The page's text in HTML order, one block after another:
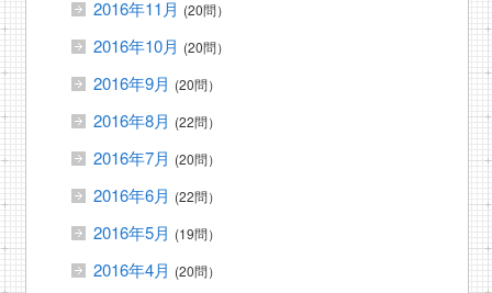
2016年11月 (20問）
2016年10月 (20問）
2016年9月 (20問）
2016年8月 (22問）
2016年7月 (20問）
2016年6月 (22問）
2016年5月 (19問）
2016年4月 (20問）